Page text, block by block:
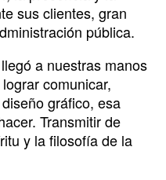
sus clientes, gran
pública.
a nuestras manos
comunicar,
gráfico, esa
Transmitir de
y la filosofía de la